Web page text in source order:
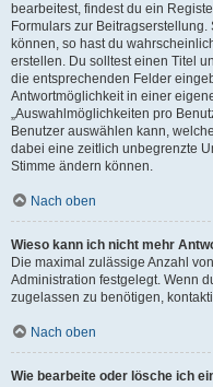
bearbeitest, findest du ein
Formulars zur
können, so hast du
erstellen. Du solltest einen Titel
die entsprechenden Felder
Antwortmöglichkeit in einer
„Auswahlmöglichkeiten pro
Benutzer auswählen kann,
dabei eine zeitlich unbegrenzte
Stimme ändern können.
Nach oben
Wieso kann ich nicht mehr
Die maximal zulässige Anzahl
Administration festgelegt. Wenn
zugelassen zu benötigen,
Nach oben
Wie bearbeite oder lösche ich